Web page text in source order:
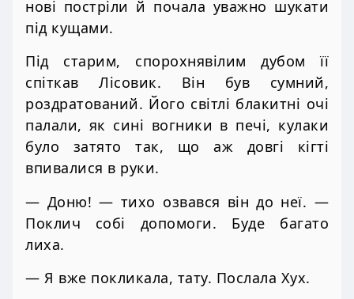
нові постріли й почала уважно шукати
під кущами.
Під старим, спорохнявілим дубом її
спіткав Лісовик. Він був сумний,
роздратований. Його світлі блакитні очі
палали, як сині вогники в печі, кулаки
було затято так, що аж довгі кігті
впивалися в руки.
— Доню! — тихо озвався він до неї. —
Поклич собі допомоги. Буде багато
лиха.
— Я вже покликала, тату. Послала Хух.